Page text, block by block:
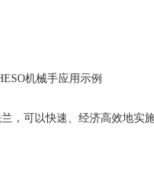
机械手应用示例
，可以快速、经济高效地实